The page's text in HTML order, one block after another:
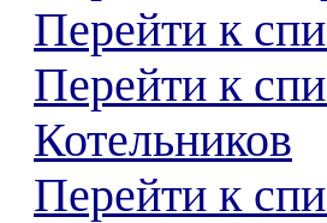
Перейти к
Перейти к
Котельников
Перейти к